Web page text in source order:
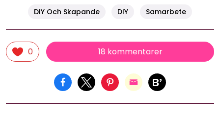
DIY Och Skapande DIY Samarbete
0 18 kommentarer